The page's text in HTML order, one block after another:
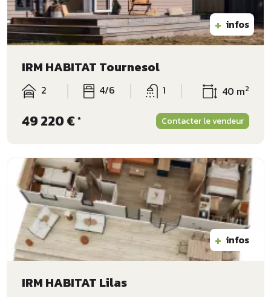
+ infos
IRM HABITAT Tournesol
2 4/6 1 40 m2
49 220 € * Contacter le vendeur
+ infos
IRM HABITAT Lilas